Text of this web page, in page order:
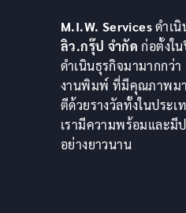
M.I.W. Servicesดำเนิ
ลิว.กรุ๊ป จำกัด ก่อตั้งใ
ดำเนินธุรกิจมามากกว่
งานพิมพ์ ที่มีคุณภาพมา
ตีด้วยรางวัลทั้งในประเ
เรามีความพร้อมและ
อย่างยาวนาน